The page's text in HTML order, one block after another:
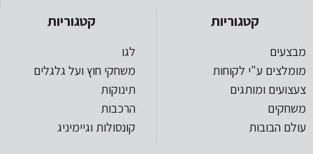
קטגוריות
מבצעים
מומלצים ע"י לקוחות
צעצועים ומותגים
משחקים
עולם הבובות
קטגוריות
לגו
משחקי חוץ ועל גלגלים
תינוקות
הרכבות
קונסולות וגיימיניג